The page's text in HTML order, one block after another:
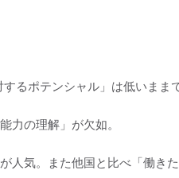
るポテンシャル」は低いまま
力の理解」が欠如。
人気。また他国と比べ「働き